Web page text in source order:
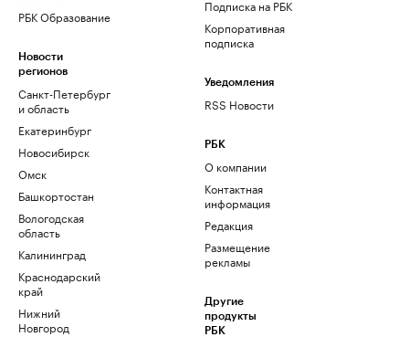
РБК Образование
Новости
регионов
Санкт-Петербург
и область
Екатеринбург
Новосибирск
Омск
Башкортостан
Вологодская
область
Калининград
Краснодарский
край
Нижний
Новгород
Подписка на РБК
Корпоративная
подписка
Уведомления
RSS Новости
РБК
О компании
Контактная
информация
Редакция
Размещение
рекламы
Другие
продукты
РБК